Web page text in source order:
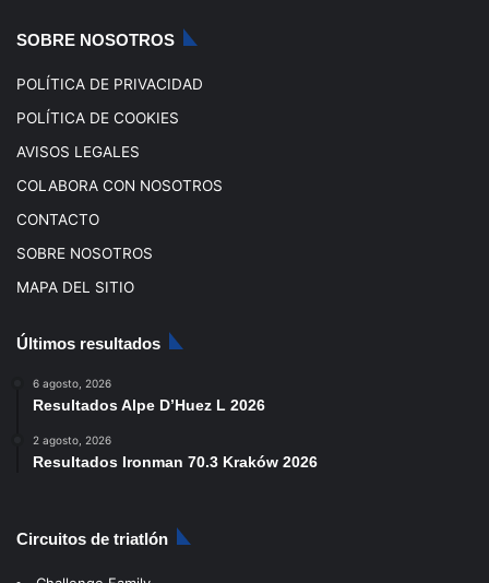
SOBRE NOSOTROS
POLÍTICA DE PRIVACIDAD
POLÍTICA DE COOKIES
AVISOS LEGALES
COLABORA CON NOSOTROS
CONTACTO
SOBRE NOSOTROS
MAPA DEL SITIO
Últimos resultados
6 agosto, 2026
Resultados Alpe D’Huez L 2026
2 agosto, 2026
Resultados Ironman 70.3 Kraków 2026
Circuitos de triatlón